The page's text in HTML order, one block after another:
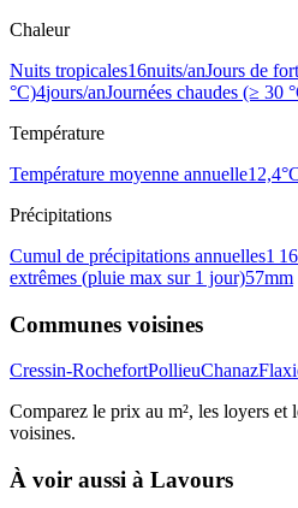
Chaleur
Nuits tropicales16nuits/anJours de
°C)4jours/anJournées chaudes (≥ 30
Température
Température moyenne annuelle12,4
Précipitations
Cumul de précipitations annuelles1
extrêmes (pluie max sur 1 jour)57mm
Communes voisines
Cressin-RochefortPollieuChanaz
Comparez le prix au m², les loyers et
voisines.
À voir aussi à Lavours